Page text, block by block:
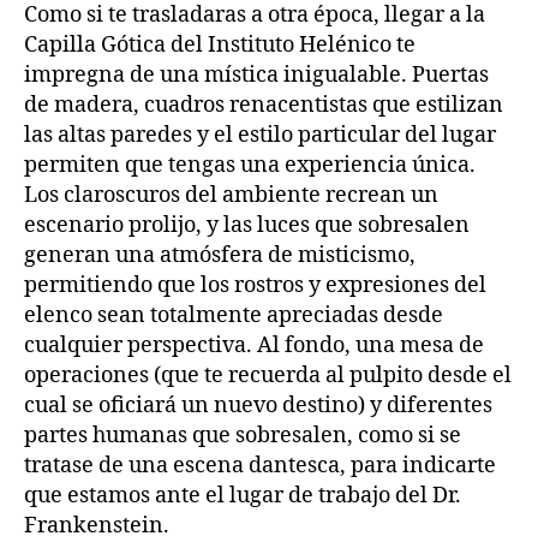
Como si te trasladaras a otra época, llegar a la
Capilla Gótica del Instituto Helénico te
impregna de una mística inigualable. Puertas
de madera, cuadros renacentistas que estilizan
las altas paredes y el estilo particular del lugar
permiten que tengas una experiencia única.
Los claroscuros del ambiente recrean un
escenario prolijo, y las luces que sobresalen
generan una atmósfera de misticismo,
permitiendo que los rostros y expresiones del
elenco sean totalmente apreciadas desde
cualquier perspectiva. Al fondo, una mesa de
operaciones (que te recuerda al pulpito desde el
cual se oficiará un nuevo destino) y diferentes
partes humanas que sobresalen, como si se
tratase de una escena dantesca, para indicarte
que estamos ante el lugar de trabajo del Dr.
Frankenstein.